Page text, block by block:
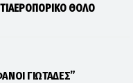
ΘΟΛΟ
ΓΙΩΤΑΔΕΣ”